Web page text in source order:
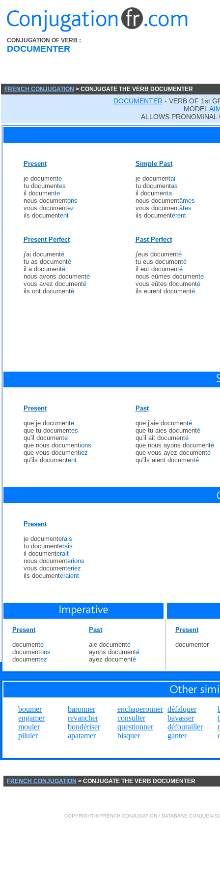
CONJUGATION OF VERB :
DOCUMENTER
FRENCH CONJUGATION > CONJUGATE THE VERB DOCUMENTER
DOCUMENTER - VERB OF 1st
MODEL
ALLOWS
Present
je documente
tu documentes
il documente
nous documentons
vous documentez
ils documentent
Simple Past
je documentai
tu documentas
il documenta
nous documentâmes
vous documentâtes
ils documentèrent
Present Perfect
j'ai documenté
tu as documenté
il a documenté
nous avons documenté
vous avez documenté
ils ont documenté
Past Perfect
j'eus documenté
tu eus documenté
il eut documenté
nous eûmes documenté
vous eûtes documenté
ils eurent documenté
Present
que je documente
que tu documentes
qu'il documente
que nous documentions
que vous documentiez
qu'ils documentent
Past
que j'aie documenté
que tu aies documenté
qu'il ait documenté
que nous ayons documenté
que vous ayez documenté
qu'ils aient documenté
Present
je documenterais
tu documenterais
il documenterait
nous documenterions
vous documenteriez
ils documenteraient
Present
documente
documentons
documentez
Past
aie documenté
ayons documenté
ayez documenté
Present
documenter
boumer
engamer
mouler
piluler
baronner
revancher
bondériser
apatamer
enchaperonner
consulter
questionner
bisquer
défalquer
bavasser
défourailler
ganter
FRENCH CONJUGATION > CONJUGATE THE VERB DOCUMENTER
COPYRIGHT © FRENCH CONJUGATION / DATABASE